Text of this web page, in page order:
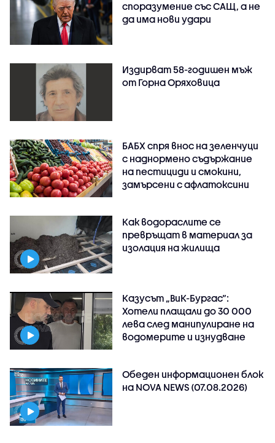
споразумение със САЩ, а не
да има нови удари
Издирват 58-годишен мъж
от Горна Оряховица
БАБХ спря внос на зеленчуци
с наднормено съдържание
на пестициди и смокини,
замърсени с афлатоксини
Как водораслите се
превръщат в материал за
изолация на жилища
Казусът „ВиК-Бургас“:
Хотели плащали до 30 000
лева след манипулиране на
водомерите и изнудване
Обеден информационен блок
на NOVA NEWS (07.08.2026)